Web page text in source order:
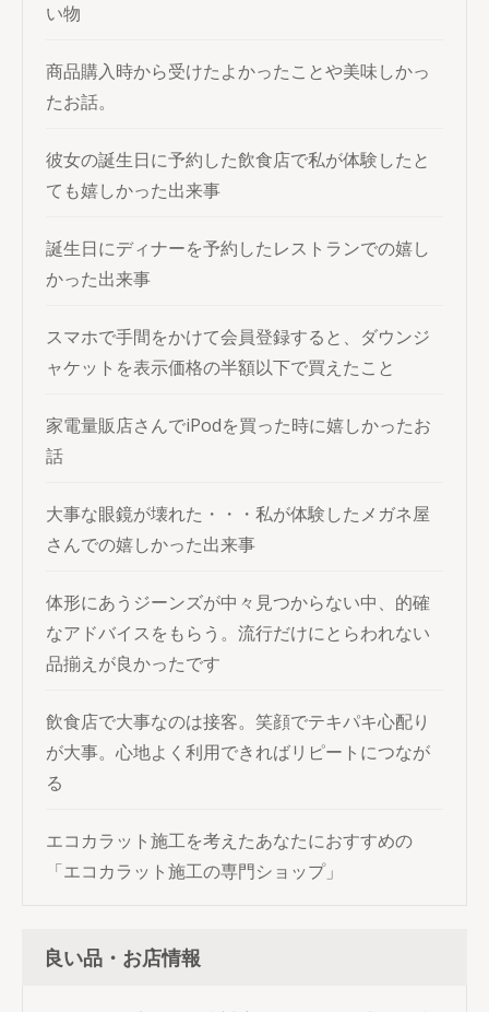
い物
商品購入時から受けたよかったことや美味しかっ
たお話。
彼女の誕生日に予約した飲食店で私が体験したと
ても嬉しかった出来事
誕生日にディナーを予約したレストランでの嬉し
かった出来事
スマホで手間をかけて会員登録すると、ダウンジ
ャケットを表示価格の半額以下で買えたこと
家電量販店さんでiPodを買った時に嬉しかったお
話
大事な眼鏡が壊れた・・・私が体験したメガネ屋
さんでの嬉しかった出来事
体形にあうジーンズが中々見つからない中、的確
なアドバイスをもらう。流行だけにとらわれない
品揃えが良かったです
飲食店で大事なのは接客。笑顔でテキパキ心配り
が大事。心地よく利用できればリピートにつなが
る
エコカラット施工を考えたあなたにおすすめの
「エコカラット施工の専門ショップ」
良い品・お店情報